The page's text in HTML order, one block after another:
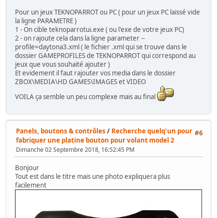
Pour un jeux TEKNOPARROT ou PC ( pour un jeux PC laissé vide
la ligne PARAMETRE )
1 - On cible teknoparrotui.exe ( ou l'exe de votre jeux PC)
2 - on rajoute cela dans la ligne parameter --
profile=daytona3.xml ( le fichier .xml qui se trouve dans le
dossier GAMEPROFILES de TEKNOPARROT qui correspond au
jeux que vous souhaité ajouter )
Et evidement il faut rajouter vos media dans le dossier
ZBOX\MEDIA\HD GAMES\IMAGES et VIDEO
VOILA ça semble un peu complexe mais au final
#6
Panels, boutons & contrôles / Recherche quelq'un pour
fabriquer une platine bouton pour volant model 2
Dimanche 02 Septembre 2018, 16:52:45 PM
Bonjour
Tout est dans le titre mais une photo expliquera plus
facilement